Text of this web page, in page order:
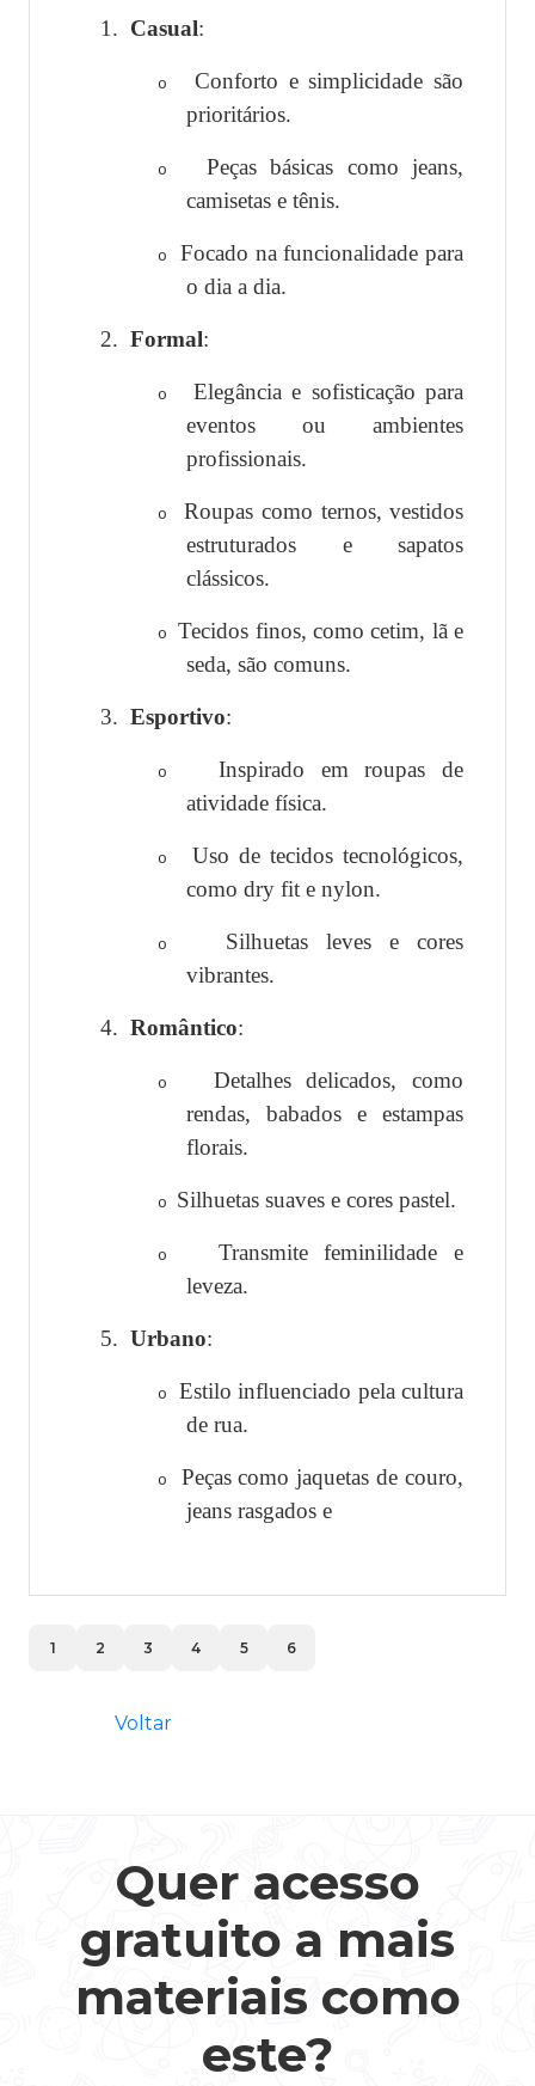
1. Casual:
o
Conforto e simplicidade são
prioritários.
o
Peças básicas como jeans,
camisetas e tênis.
o
Focado na funcionalidade para
o dia a dia.
2. Formal:
o
Elegância e sofisticação para
eventos ou ambientes
profissionais.
o
Roupas como ternos, vestidos
estruturados e sapatos
clássicos.
o
Tecidos finos, como cetim, lã e
seda, são comuns.
3. Esportivo:
o
Inspirado em roupas de
atividade física.
o
Uso de tecidos tecnológicos,
como dry fit e nylon.
o
Silhuetas leves e cores
vibrantes.
4. Romântico:
o
Detalhes delicados, como
rendas, babados e estampas
florais.
o Silhuetas suaves e cores pastel.
o
Transmite feminilidade e
leveza.
5. Urbano:
o
Estilo influenciado pela cultura
de rua.
o
Peças como jaquetas de couro,
jeans rasgados e
1 2 3 4 5 6
Voltar
Quer acesso
gratuito a mais
materiais como
este?